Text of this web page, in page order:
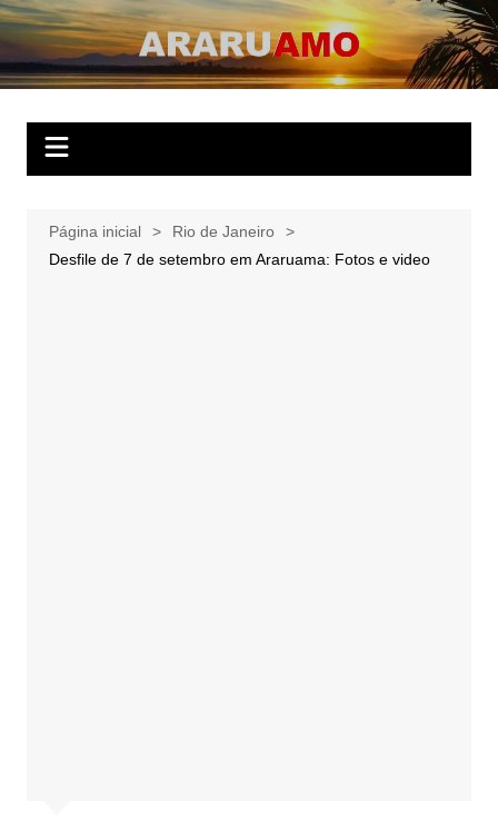
Ir
para
o
ARARUAMO
O website apaixonado por Araruama!
Página inicial
Rio de Janeiro
Desfile de 7 de setembro em Araruama: Fotos e video